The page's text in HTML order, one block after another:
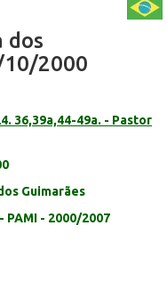
dos
10/2000
36,39a,44-49a. - Pastor
Guimarães
PAMI - 2000/2007